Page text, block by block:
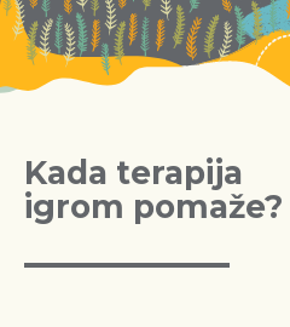
Kada terapija
igrom pomaže?